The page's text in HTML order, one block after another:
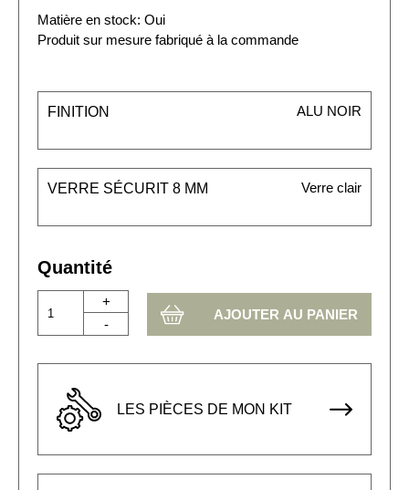
Matière en stock: Oui
Produit sur mesure fabriqué à la commande
FINITION ALU NOIR
VERRE SÉCURIT 8 MM Verre clair
Quantité
+
-
LES PIÈCES DE MON KIT